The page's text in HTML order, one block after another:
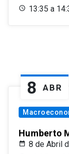
13:35 a
8 ABR
Humberto
8 de Abril